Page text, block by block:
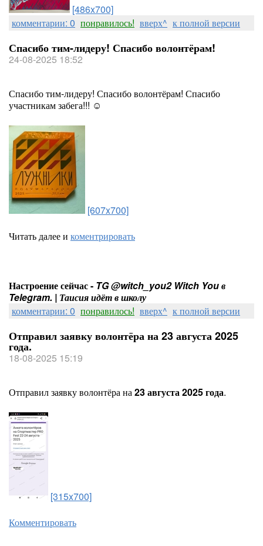
[486x700]
комментарии: 0 понравилось! вверх^ к полной версии
Спасибо тим-лидеру! Спасибо волонтёрам!
24-08-2025 18:52
Спасибо тим-лидеру! Спасибо волонтёрам! Спасибо
участникам забега!!! ☺️
[607x700]
Читать далее и коментрировать
Настроение сейчас - TG @witch_you2 Witch You в
Telegram. | Таисия идёт в школу
комментарии: 0 понравилось! вверх^ к полной версии
Отправил заявку волонтёра на 23 августа 2025
года.
18-08-2025 15:19
Отправил заявку волонтёра на23 августа 2025 года.
[315x700]
Комментировать